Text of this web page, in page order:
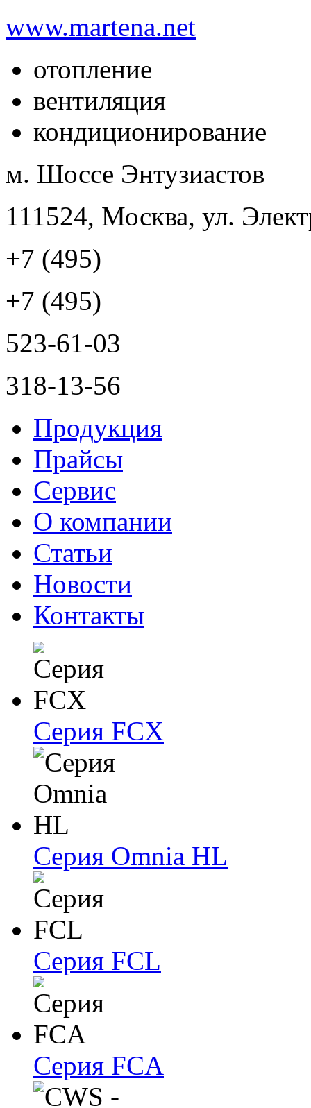
www.martena.net
отопление
вентиляция
кондиционирование
м. Шоссе Энтузиастов
111524, Москва, ул.
+7 (495)
+7 (495)
523-61-03
318-13-56
Продукция
Прайсы
Сервис
О компании
Статьи
Новости
Контакты
Серия FCX
Серия Omnia HL
Серия FCL
Серия FCA